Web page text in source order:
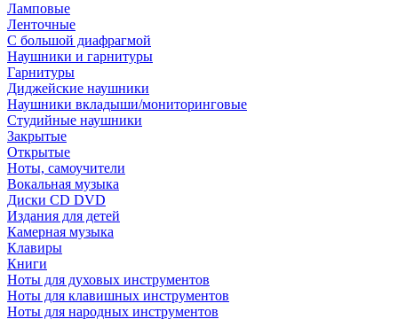
Ламповые
Ленточные
С большой диафрагмой
Наушники и гарнитуры
Гарнитуры
Диджейские наушники
Наушники вкладыши/мониторинговые
Студийные наушники
Закрытые
Открытые
Ноты, самоучители
Вокальная музыка
Диски CD DVD
Издания для детей
Камерная музыка
Клавиры
Книги
Ноты для духовых инструментов
Ноты для клавишных инструментов
Ноты для народных инструментов